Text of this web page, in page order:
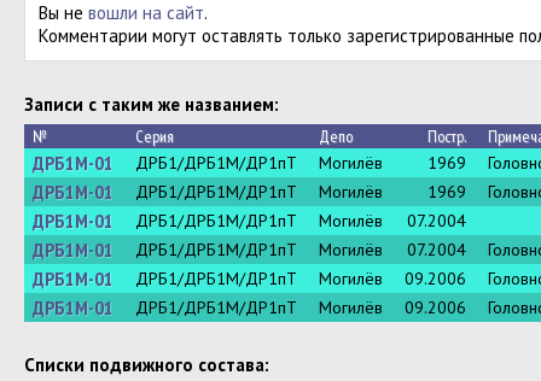
Вы не вошли на сайт.
Комментарии могут оставлять только зарегистрированные
Записи с таким же названием:
№ Серия Депо Постр.
ДРБ1М-01 ДРБ1/ДРБ1М/ДР1пТ Могилёв 1969
ДРБ1М-01 ДРБ1/ДРБ1М/ДР1пТ Могилёв 1969
ДРБ1М-01 ДРБ1/ДРБ1М/ДР1пТ Могилёв 07.2004
ДРБ1М-01 ДРБ1/ДРБ1М/ДР1пТ Могилёв 07.2004
ДРБ1М-01 ДРБ1/ДРБ1М/ДР1пТ Могилёв 09.2006
ДРБ1М-01 ДРБ1/ДРБ1М/ДР1пТ Могилёв 09.2006
Cписки подвижного состава: